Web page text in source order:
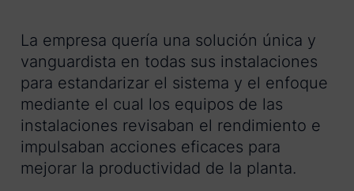
La empresa quería una solución única y
vanguardista en todas sus instalaciones
para estandarizar el sistema y el enfoque
mediante el cual los equipos de las
instalaciones revisaban el rendimiento e
impulsaban acciones eficaces para
mejorar la productividad de la planta.